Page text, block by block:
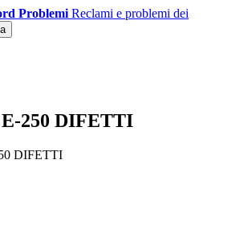
Problemi Reclami e problemi dei
250 DIFETTI